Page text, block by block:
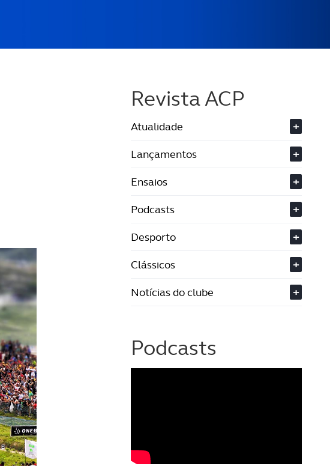
Revista ACP
Atualidade
+
Lançamentos
+
Ensaios
+
Podcasts
+
Desporto
+
Clássicos
+
Notícias do clube
+
Podcasts